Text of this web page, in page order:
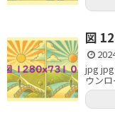
図
jpg
ウン